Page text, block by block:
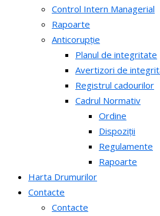
Control Intern Managerial
Rapoarte
Anticorupție
Planul de integritate
Avertizori de
Registrul cadourilor
Cadrul Normativ
Ordine
Dispoziții
Regulamente
Rapoarte
Harta Drumurilor
Contacte
Contacte